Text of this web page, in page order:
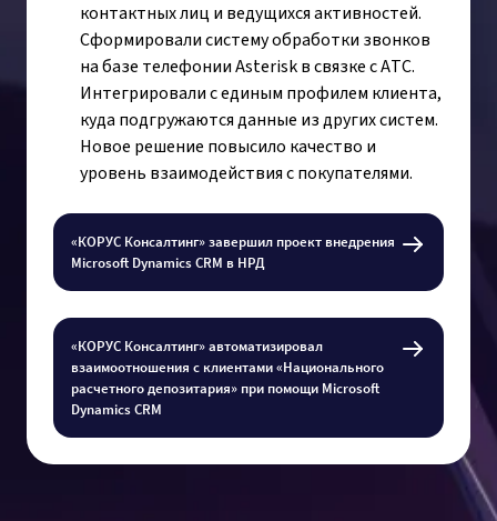
контактных лиц и ведущихся активностей.
Сформировали систему обработки звонков
на базе телефонии Asterisk в связке с АТС.
Интегрировали с единым профилем клиента,
куда подгружаются данные из других систем.
Новое решение повысило качество и
уровень взаимодействия с покупателями.
«КОРУС Консалтинг» завершил проект внедрения
Microsoft Dynamics CRM в НРД
«КОРУС Консалтинг» автоматизировал
взаимоотношения с клиентами «Национального
расчетного депозитария» при помощи Microsoft
Dynamics CRM